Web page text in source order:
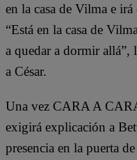
en la casa de Vilma e irá
“Está en la casa de
a quedar a dormir allá”,
a César.
Una vez CARA A
exigirá explicación a
presencia en la puerta